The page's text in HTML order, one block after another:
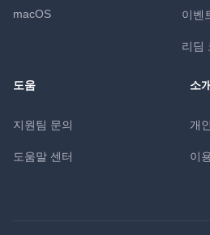
macOS 이벤
리딤
도움
지원팀 문의
도움말 센터
소
개
이